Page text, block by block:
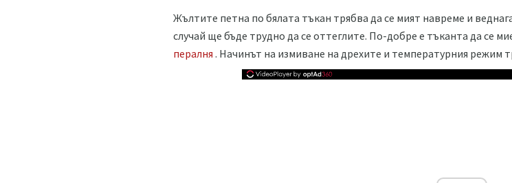
Жълтите петна по бялата тъкан трябва да се мият навреме и
случай ще бъде трудно да се оттеглите. По-добре е тъканта да се
пералня . Начинът на измиване на дрехите и температурния режим